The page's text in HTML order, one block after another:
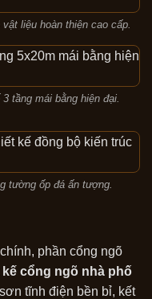
liệu hoàn thiện cao cấp.
tầng mái bằng hiện đại.
tường ốp đá ấn tượng.
phần cổng ngõ
kế cổng ngõ nhà phố
tĩnh điện bền bỉ, kết